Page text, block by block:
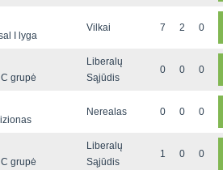
I lyga
Vilkai 7 2 0
grupė
Liberalų
Sąjūdis
0 0 0
Nerealas 0 0 0
grupė
Liberalų
Sąjūdis
1 0 0